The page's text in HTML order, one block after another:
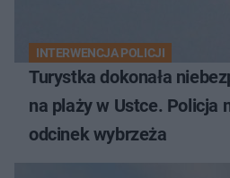
INTERWENCJA POLICJI
Turystka dokonała
na plaży w Ustce. Policja
odcinek wybrzeża